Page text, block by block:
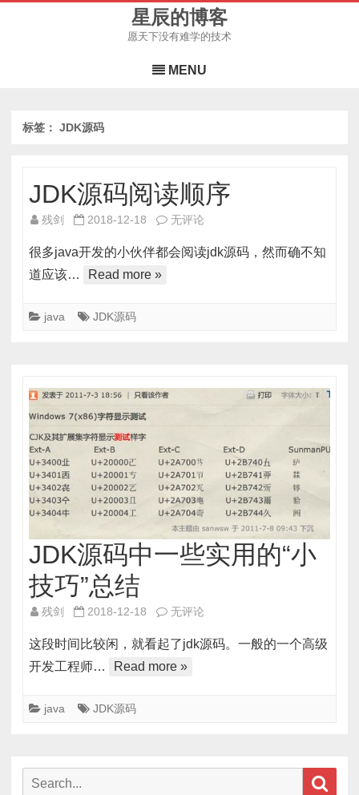
星辰的博客
愿天下没有难学的技术
to
content
MENU
标签： JDK源码
JDK源码阅读顺序
残剑 2018-12-18
JDK
码
无评论
很多java开发的小伙伴都会阅读jdk源码，然而确不知
道应该…
Read more »
java JDK源码
JDK源码中一些实用的“小
技巧”总结
残剑 2018-12-18
JDK
码
中
的
无评论
这段时间比较闲，就看起了jdk源码。一般的一个高级
开发工程师…
Read more »
java JDK源码
Search